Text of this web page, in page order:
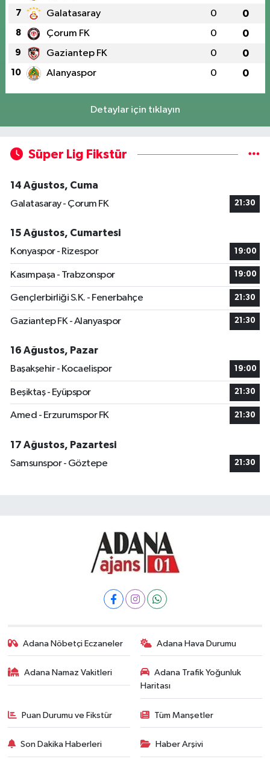
7 Galatasaray 0 0
8 Çorum FK 0 0
9 Gaziantep FK 0 0
10 Alanyaspor 0 0
Detaylar için tıklayın
Süper Lig Fikstür
14 Ağustos, Cuma
Galatasaray - Çorum FK
21:30
15 Ağustos, Cumartesi
Konyaspor - Rizespor
19:00
Kasımpaşa - Trabzonspor 19:00
Gençlerbirliği S.K. - Fenerbahçe 21:30
Gaziantep FK - Alanyaspor 21:30
16 Ağustos, Pazar
Başakşehir - Kocaelispor
19:00
Beşiktaş - Eyüpspor 21:30
Amed - Erzurumspor FK 21:30
17 Ağustos, Pazartesi
Samsunspor - Göztepe
21:30
Adana Nöbetçi Eczaneler Adana Hava Durumu
Adana Namaz Vakitleri
Adana Trafik Yoğunluk
Haritası
Puan Durumu ve Fikstür Tüm Manşetler
Son Dakika Haberleri Haber Arşivi